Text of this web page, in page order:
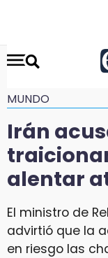
MUNDO
Irán
alentar
El ministro de
advirtió que la
en riesgo las